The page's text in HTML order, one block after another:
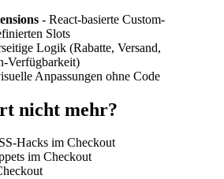
- React-basierte Custom-
Slots
Logik (Rabatte, Versand,
Verfügbarkeit)
Anpassungen ohne Code
nicht mehr?
Hacks im Checkout
im Checkout